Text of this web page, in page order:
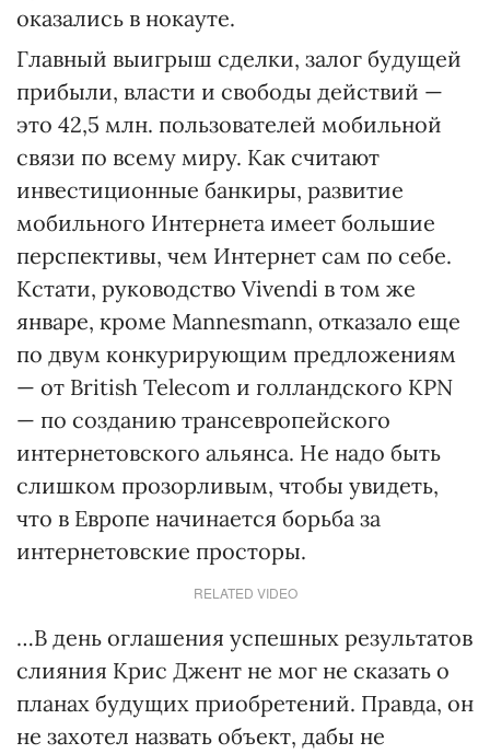
оказались в нокауте.
Главный выигрыш сделки, залог будущей
прибыли, власти и свободы действий —
это 42,5 млн. пользователей мобильной
связи по всему миру. Как считают
инвестиционные банкиры, развитие
мобильного Интернета имеет большие
перспективы, чем Интернет сам по себе.
Кстати, руководство Vivendi в том же
январе, кроме Маnnesmann, отказало еще
по двум конкурирующим предложениям
— от British Telecom и голландского KPN
— по созданию трансевропейского
интернетовского альянса. Не надо быть
слишком прозорливым, чтобы увидеть,
что в Европе начинается борьба за
интернетовские просторы.
RELATED VIDEO
…В день оглашения успешных результатов
слияния Kрис Джент не мог не сказать о
планах будущих приобретений. Правда, он
не захотел назвать объект, дабы не